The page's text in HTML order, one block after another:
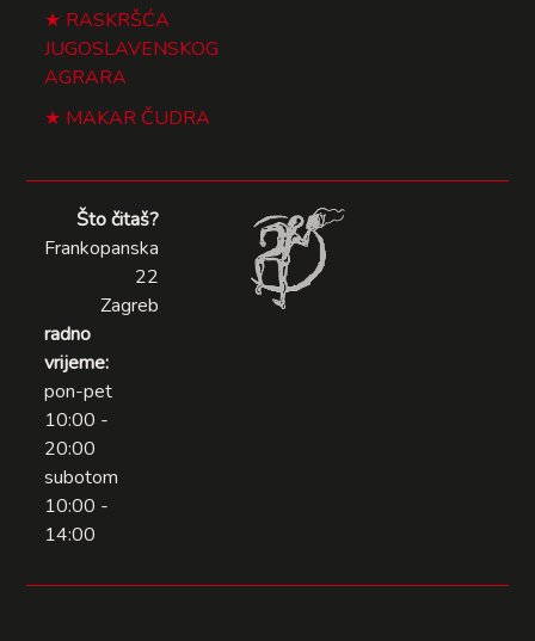
RASKRŠĆA
JUGOSLAVENSKOG
AGRARA
MAKAR ČUDRA
Što čitaš?
Frankopanska
22
Zagreb
radno
vrijeme:
pon-pet
10:00 -
20:00
subotom
10:00 -
14:00